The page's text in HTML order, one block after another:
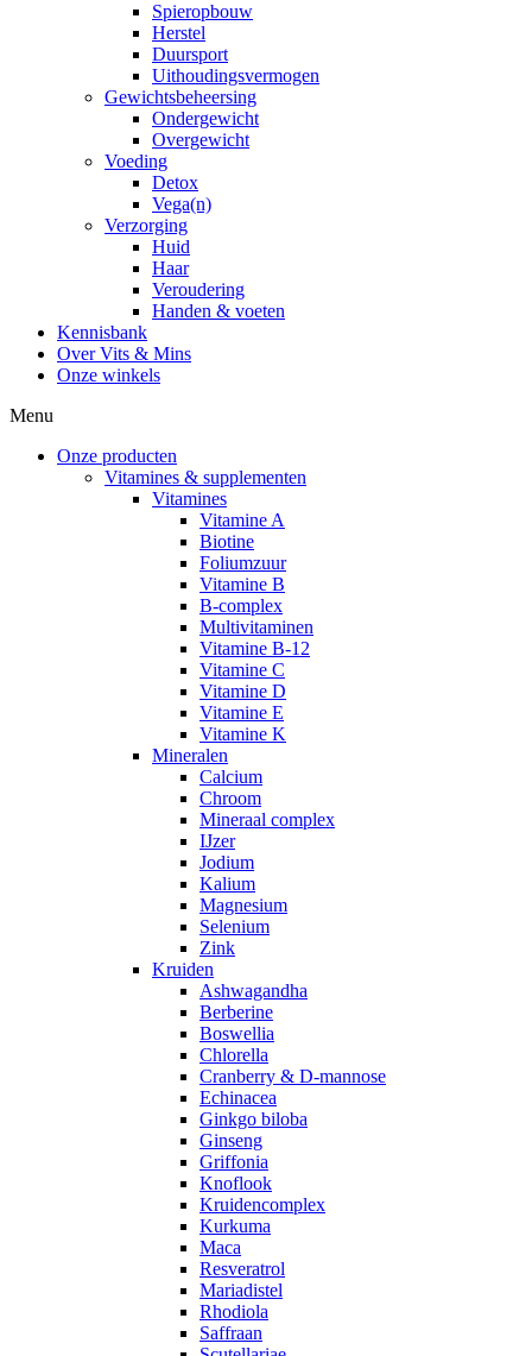
Spieropbouw
Herstel
Duursport
Uithoudingsvermogen
Gewichtsbeheersing
Ondergewicht
Overgewicht
Voeding
Detox
Vega(n)
Verzorging
Huid
Haar
Veroudering
Handen & voeten
Kennisbank
Over Vits & Mins
Onze winkels
Menu
Onze producten
Vitamines & supplementen
Vitamines
Vitamine A
Biotine
Foliumzuur
Vitamine B
B-complex
Multivitaminen
Vitamine B-12
Vitamine C
Vitamine D
Vitamine E
Vitamine K
Mineralen
Calcium
Chroom
Mineraal complex
IJzer
Jodium
Kalium
Magnesium
Selenium
Zink
Kruiden
Ashwagandha
Berberine
Boswellia
Chlorella
Cranberry & D-mannose
Echinacea
Ginkgo biloba
Ginseng
Griffonia
Knoflook
Kruidencomplex
Kurkuma
Maca
Resveratrol
Mariadistel
Rhodiola
Saffraan